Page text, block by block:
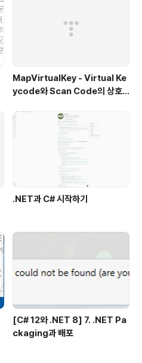
MapVirtualKey - Virtual Ke
ycode와 Scan Code의 상호
.NET과 C# 시작하기
[C# 12와 .NET 8] 7. .NET Pa
ckaging과 배포